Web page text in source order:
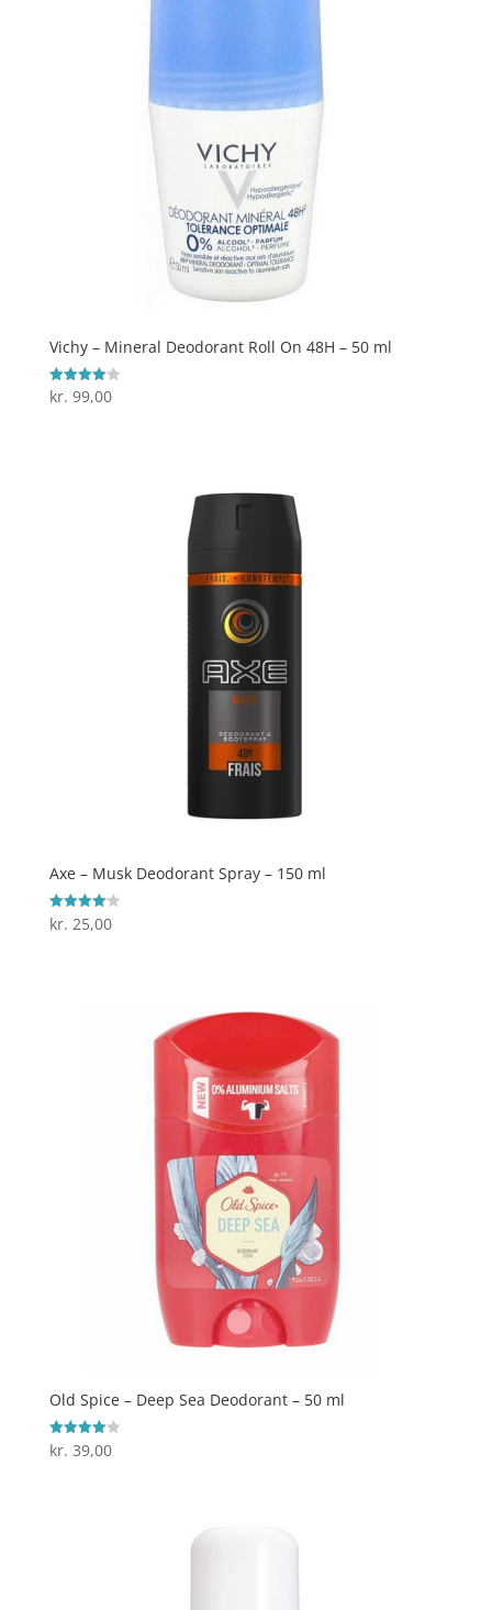
Vichy – Mineral Deodorant Roll On 48H – 50 ml
Vurderet
4
kr. 99,00
Axe – Musk Deodorant Spray – 150 ml
Vurderet
4.1
kr. 25,00
Old Spice – Deep Sea Deodorant – 50 ml
Vurderet
4
kr. 39,00